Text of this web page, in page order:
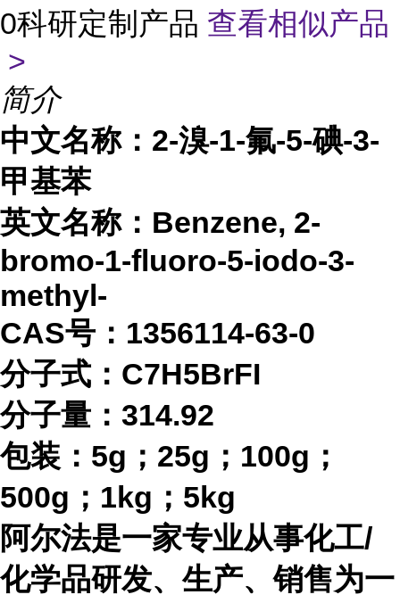
0科研定制产品 查看相似产品
>
简介
中文名称： 2-溴-1-氟-5-碘-3-
甲基苯
英文名称： Benzene, 2-
bromo-1-fluoro-5-iodo-3-
methyl-
CAS号：1356114-63-0
分子式： C7H5BrFI
分子量： 314.92
包装： 5g；25g；100g；
500g；1kg；5kg
阿尔法是一家专业从事化工/
化学品研发、生产、销售为一